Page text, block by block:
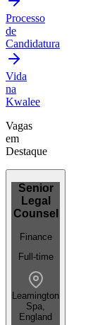
Processo
de
Candidatura
Vida
na
Kwalee
Vagas
em
Destaque
Senior
Legal
Counsel
Finance
Full-time
Leamington
Spa,
England